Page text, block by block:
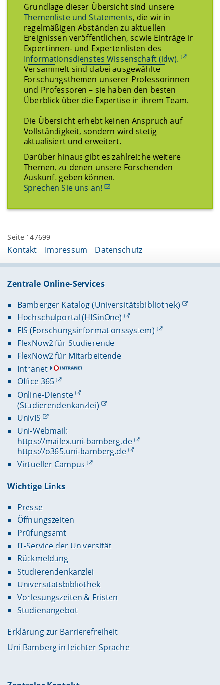
Grundlage dieser Übersicht sind unsere
Themenliste und Statements, die wir in
regelmäßigen Abständen zu aktuellen
Ereignissen veröffentlichen, sowie Einträge in
Expertinnen- und Expertenlisten des
Informationsdienstes Wissenschaft (idw).
Versammelt sind dabei ausgewählte
Forschungsthemen unserer Professorinnen
und Professoren – sie haben den besten
Überblick über die Expertise in ihrem Team.
Die Übersicht erhebt keinen Anspruch auf
Vollständigkeit, sondern wird stetig
aktualisiert und erweitert.
Darüber hinaus gibt es zahlreiche weitere
Themen, zu denen unsere Forschenden
Auskunft geben können.
Sprechen Sie uns an!
Seite 147699
Kontakt Impressum Datenschutz
Zentrale Online-Services
Bamberger Katalog (Universitätsbibliothek)
Hochschulportal (HISinOne)
FIS (Forschungsinformationssystem)
FlexNow2 für Studierende
FlexNow2 für Mitarbeitende
Intranet
Office 365
Online-Dienste
(Studierendenkanzlei)
UnivIS
Uni-Webmail:
https://mailex.uni-bamberg.de
https://o365.uni-bamberg.de
Virtueller Campus
Wichtige Links
Presse
Öffnungszeiten
Prüfungsamt
IT-Service der Universität
Rückmeldung
Studierendenkanzlei
Universitätsbibliothek
Vorlesungszeiten & Fristen
Studienangebot
Erklärung zur Barrierefreiheit
Uni Bamberg in leichter Sprache